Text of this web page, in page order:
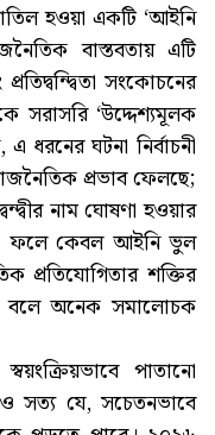
হওয়া একটি ‘আইনি
বাস্তবতায় এটি
সংকোচনের
সরাসরি ‘উদ্দেশ্যমূলক
ধরনের ঘটনা নির্বাচনী
প্রভাব ফেলছে;
নাম ঘোষণা হওয়ার
ফলে কেবল আইনি ভুল
প্রতিযোগিতার শক্তির
বলে অনেক সমালোচক
পাতানো
সত্য যে, সচেতনভাবে